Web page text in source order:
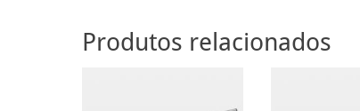
Produtos relacionados